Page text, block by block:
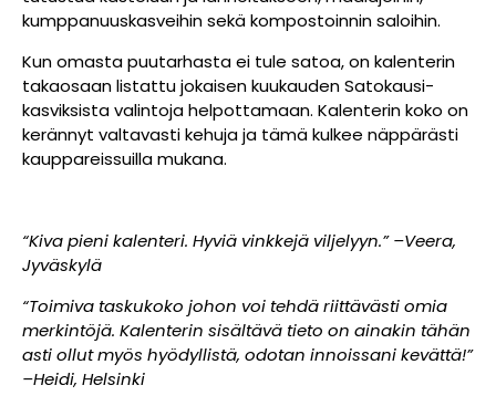
kumppanuuskasveihin sekä kompostoinnin saloihin.
Kun omasta puutarhasta ei tule satoa, on kalenterin
takaosaan listattu jokaisen kuukauden Satokausi-
kasviksista valintoja helpottamaan. Kalenterin koko on
kerännyt valtavasti kehuja ja tämä kulkee näppärästi
kauppareissuilla mukana.
“Kiva pieni kalenteri. Hyviä vinkkejä viljelyyn.” –Veera,
Jyväskylä
“Toimiva taskukoko johon voi tehdä riittävästi omia
merkintöjä. Kalenterin sisältävä tieto on ainakin tähän
asti ollut myös hyödyllistä, odotan innoissani kevättä!”
–Heidi, Helsinki